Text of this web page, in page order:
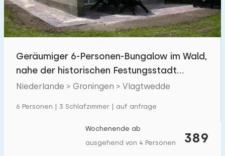
Geräumiger 6-Personen-Bungalow im Wald,
nahe der historischen Festungsstadt
Bourtange
Niederlande > Groningen > Vlagtwedde
6 Personen | 3 Schlafzimmer | auf anfrage
389
Wochenende ab
ausgehend von 4 Personen